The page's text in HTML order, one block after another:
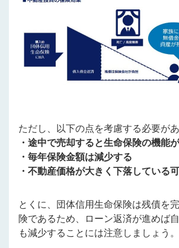
ただし、以下の点を考慮する必要があ
・途中で売却すると生命保険の機能
・毎年保険金額は減少する
・不動産価格が大きく下落している
とくに、団体信用生命保険は残債を
険であるため、ローン返済が進めば
も減少することには注意しましょう。